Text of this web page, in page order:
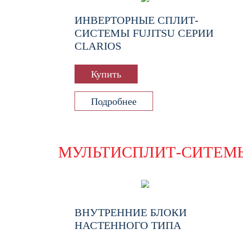
ИНВЕРТОРНЫЕ СПЛИТ-
СИСТЕМЫ FUJITSU СЕРИИ
CLARIOS
Купить
Подробнее
МУЛЬТИСПЛИТ-
ВНУТРЕННИЕ БЛОКИ
НАСТЕННОГО ТИПА